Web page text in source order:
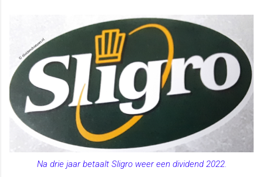
Na drie jaar betaalt Sligro weer een dividend 2022.